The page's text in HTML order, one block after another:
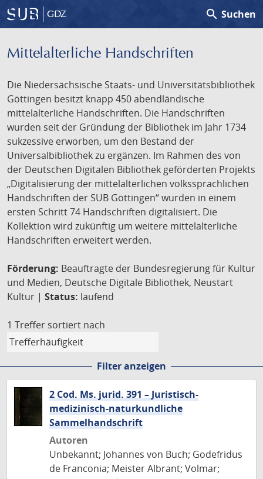
GDZ search Suchen
Mittelalterliche Handschriften
Die Niedersächsische Staats- und Universitätsbibliothek
Göttingen besitzt knapp 450 abendländische
mittelalterliche Handschriften. Die Handschriften
wurden seit der Gründung der Bibliothek im Jahr 1734
sukzessive erworben, um den Bestand der
Universalbibliothek zu ergänzen. Im Rahmen des von
der Deutschen Digitalen Bibliothek geförderten Projekts
„Digitalisierung der mittelalterlichen volkssprachlichen
Handschriften der SUB Göttingen“ wurden in einem
ersten Schritt 74 Handschriften digitalisiert. Die
Kollektion wird zukünftig um weitere mittelalterliche
Handschriften erweitert werden.
Förderung: Beauftragte der Bundesregierung für Kultur
und Medien, Deutsche Digitale Bibliothek, Neustart
Kultur | Status: laufend
1 Treffer sortiert nach
Filter anzeigen
2 Cod. Ms. jurid. 391 – Juristisch-
medizinisch-naturkundliche
Sammelhandschrift
Autoren
Unbekannt; Johannes von Buch; Godefridus
de Franconia; Meister Albrant; Volmar;